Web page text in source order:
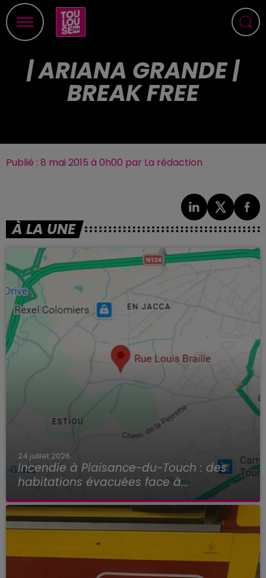
| ARIANA GRANDE |
BREAK FREE
Publié : 8 mai 2015 à 0h00 par La rédaction
À LA UNE
24 juillet 2026
Incendie à Plaisance-du-Touch : des
habitations évacuées face à...